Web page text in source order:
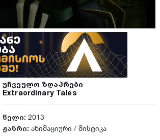
უჩვეულო ზღაპრები
Extraordinary Tales
წელი: 2013
ჟანრი: ანიმაციური / მისტიკა